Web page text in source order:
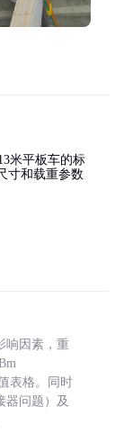
响因素，重
表格。同时
器问题）及